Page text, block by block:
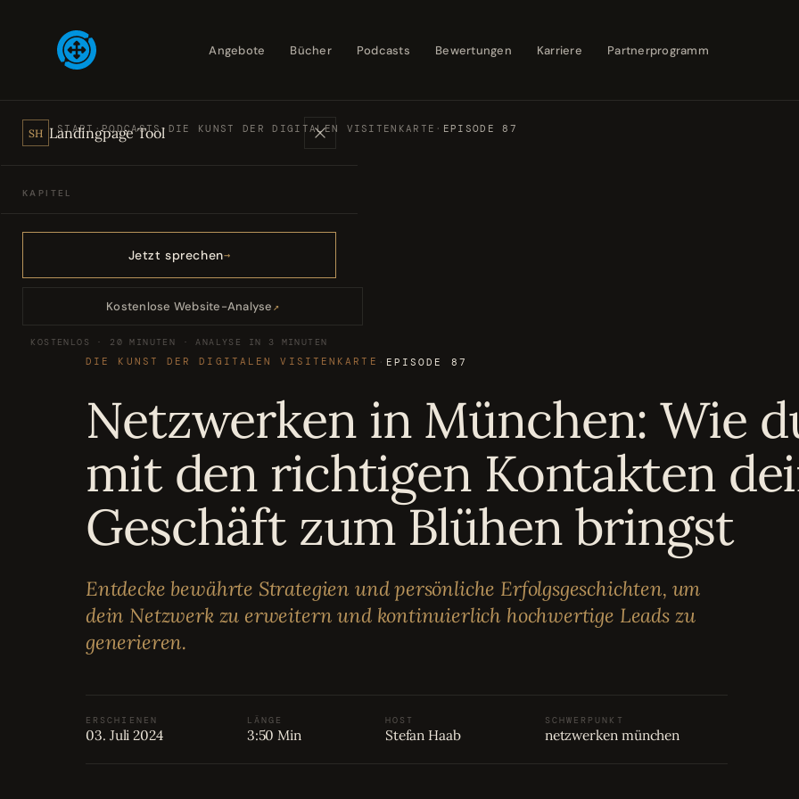
Angebote Bücher Podcasts Bewertungen Karriere Partnerprogramm
SH Landingpage Tool
KAPITEL
01 Angebote
Podcasts
Bewertungen
Karriere
Partnerprogramm
Jetzt sprechen
Kostenlose Website-Analyse↗
KOSTENLOS · 20 MINUTEN · ANALYSE IN 3 MINUTEN
START ·PODCASTS· DIE KUNST DER DIGITALEN VISITENKARTE · EPISODE 87
DIE KUNST DER DIGITALEN VISITENKARTE · EPISODE 87
Netzwerken in München: Wie
mit den richtigen Kontakten
Geschäft zum Blühen bringst
Entdecke bewährte Strategien und persönliche Erfolgsgeschichten, um
dein Netzwerk zu erweitern und kontinuierlich hochwertige Leads zu
generieren.
ERSCHIENEN
03. Juli 2024
LÄNGE
3:50 Min
HOST
Stefan Haab
SCHWERPUNKT
netzwerken münchen